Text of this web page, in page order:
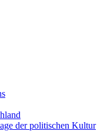
der politischen Kultur